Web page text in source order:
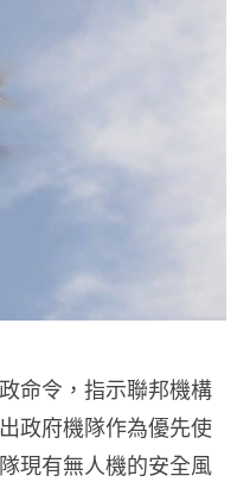
命令，指示聯邦機構
政府機隊作為優先使
現有無人機的安全風